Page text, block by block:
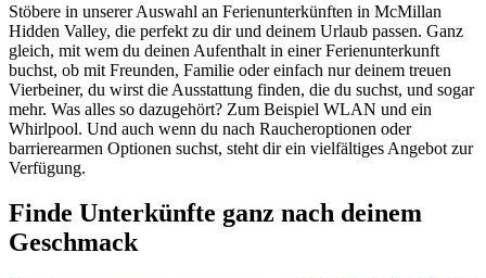
Stöbere in unserer Auswahl an Ferienunterkünften in McMillan
Hidden Valley, die perfekt zu dir und deinem Urlaub passen. Ganz
gleich, mit wem du deinen Aufenthalt in einer Ferienunterkunft
buchst, ob mit Freunden, Familie oder einfach nur deinem treuen
Vierbeiner, du wirst die Ausstattung finden, die du suchst, und sogar
mehr. Was alles so dazugehört? Zum Beispiel WLAN und ein
Whirlpool. Und auch wenn du nach Raucheroptionen oder
barrierearmen Optionen suchst, steht dir ein vielfältiges Angebot zur
Verfügung.
Finde Unterkünfte ganz nach deinem
Geschmack